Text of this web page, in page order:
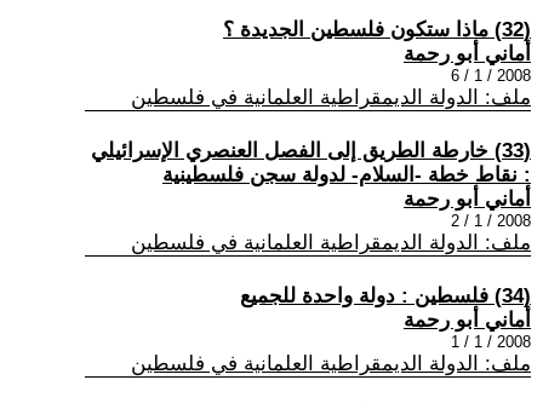
(32) ماذا ستكون فلسطين الجديدة ؟
أماني أبو رحمة
2008 / 1 / 6
ملف: الدولة الديمقراطية العلمانية في فلسطين
(33) خارطة الطريق إلى الفصل العنصري الإسرائيلي
: نقاط خطة -السلام- لدولة سجن فلسطينية
أماني أبو رحمة
2008 / 1 / 2
ملف: الدولة الديمقراطية العلمانية في فلسطين
(34) فلسطين : دولة واحدة للجميع
أماني أبو رحمة
2008 / 1 / 1
ملف: الدولة الديمقراطية العلمانية في فلسطين